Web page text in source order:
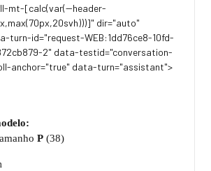
mt-[calc(var(--header-
dir="auto"
turn-id="request-WEB:1dd76ce8-10fd-
2" data-testid="conversation-
anchor="true" data-turn="assistant">
P (38)